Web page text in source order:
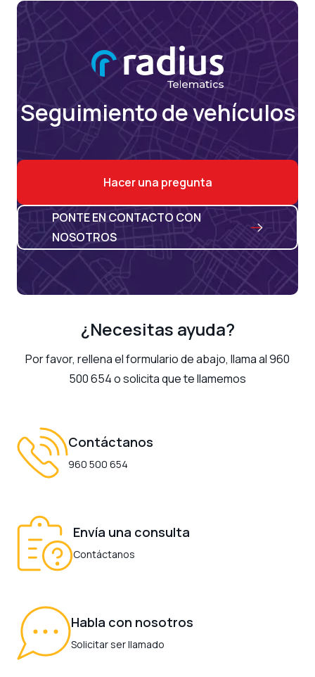
Seguimiento de vehículos
Hacer una pregunta
PONTE EN CONTACTO CON
NOSOTROS
¿Necesitas ayuda?
Por favor, rellena el formulario de abajo, llama al 960
500 654 o solicita que te llamemos
Contáctanos
960 500 654
Envía una consulta
Contáctanos
Habla con nosotros
Solicitar ser llamado